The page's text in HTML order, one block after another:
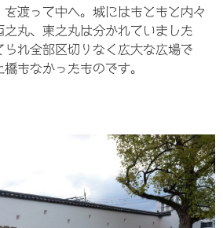
渡って中へ。城にはもともと内々
丸、東之丸は分かれていました
られ全部区切りなく広大な広場で
もなかったものです。